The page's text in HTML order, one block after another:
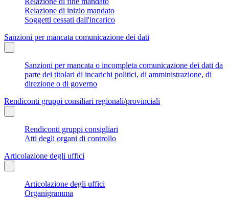
Relazione di inizio mandato
Soggetti cessati dall'incarico
Sanzioni per mancata comunicazione dei dati
Sanzioni per mancata o incompleta comunicazione dei dati da
parte dei titolari di incarichi politici, di amministrazione, di
direzione o di governo
Rendiconti gruppi consiliari regionali/provinciali
Rendiconti gruppi consigliari
Atti degli organi di controllo
Articolazione degli uffici
Articolazione degli uffici
Organigramma